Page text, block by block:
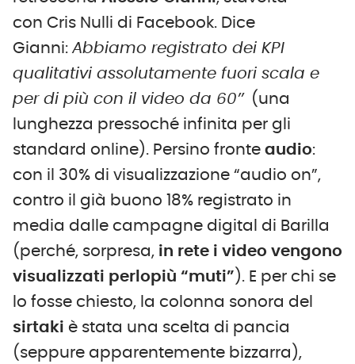
con Cris Nulli di Facebook. Dice
Gianni: Abbiamo registrato dei KPI
qualitativi assolutamente fuori scala e
per di più con il video da 60’’(una
lunghezza pressoché infinita per gli
standard online). Persino fronte audio:
con il 30% di visualizzazione “audio on”,
contro il già buono 18% registrato in
media dalle campagne digital di Barilla
(perché, sorpresa, in rete i video vengono
visualizzati perlopiù “muti” ). E per chi se
lo fosse chiesto, la colonna sonora del
sirtaki è stata una scelta di pancia
(seppure apparentemente bizzarra),